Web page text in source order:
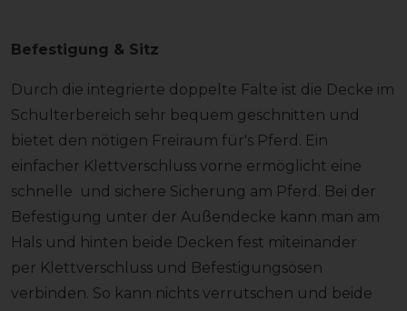
Befestigung & Sitz
Durch die integrierte doppelte Falte ist die Decke im
Schulterbereich sehr bequem geschnitten und
bietet den nötigen Freiraum für's Pferd. Ein
einfacher Klettverschluss vorne ermöglicht eine
schnelle und sichere Sicherung am Pferd. Bei der
Befestigung unter der Außendecke kann man am
Hals und hinten beide Decken fest miteinander
per Klettverschluss und Befestigungsösen
verbinden. So kann nichts verrutschen und beide